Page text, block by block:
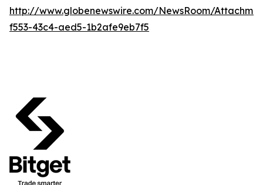
http://www.globenewswire.com/NewsRoom/
f553-43c4-aed5-1b2afe9eb7f5